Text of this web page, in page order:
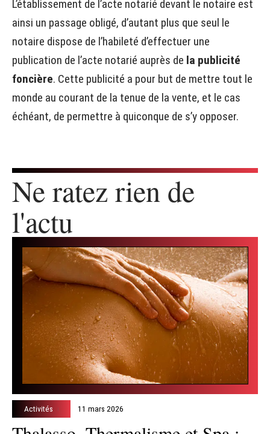
L’établissement de l’acte notarié devant le notaire est
ainsi un passage obligé, d’autant plus que seul le
notaire dispose de l’habileté d’effectuer une
publication de l’acte notarié auprès de la publicité
foncière. Cette publicité a pour but de mettre tout le
monde au courant de la tenue de la vente, et le cas
échéant, de permettre à quiconque de s’y opposer.
Ne ratez rien de
l'actu
Activités 11 mars 2026